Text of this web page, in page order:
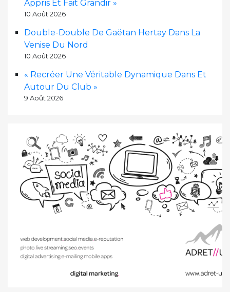
Appris Et Fait Grandir »
10 Août 2026
Double-Double De Gaëtan Hertay Dans La
Venise Du Nord
10 Août 2026
« Recréer Une Véritable Dynamique Dans Et
Autour Du Club »
9 Août 2026